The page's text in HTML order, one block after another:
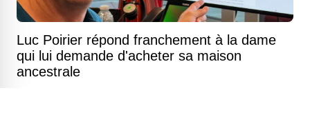
Luc Poirier répond franchement à la dame
qui lui demande d'acheter sa maison
ancestrale